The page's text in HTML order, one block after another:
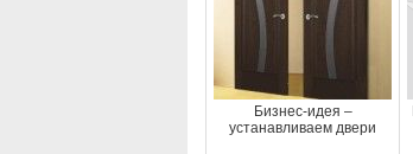
Бизнес-идея –
устанавливаем двери